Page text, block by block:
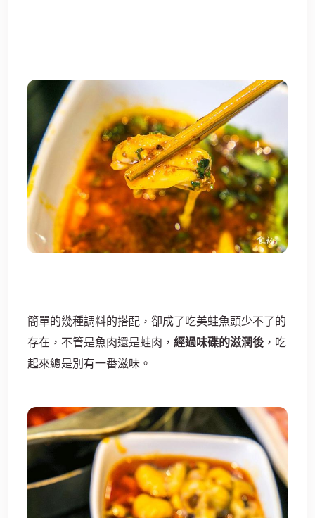
簡單的幾種調料的搭配，卻成了吃美蛙魚頭少不了的
存在，不管是魚肉還是蛙肉， 經過味碟的滋潤後 ，吃
起來總是別有一番滋味。